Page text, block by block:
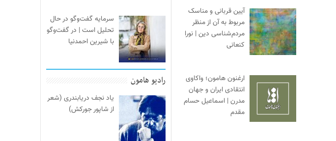
سرمایه گفت‌وگو در حال
تحلیل است | در گفت‌وگو
با شیرین احمدنیا
رادیو هامون
یاد نجف دریابندری (شعر
از شاپور جورکش)
آیین قربانی و مناسک
مربوط به آن از منظر
مردم‌شناسی دین | نورا
کنعانی
ارغنون هامون؛ واکاوی
انتقادی ایران و جهان
مدرن | اسماعیل حسام
مقدم